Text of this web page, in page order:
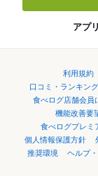
アプ
利用規約
口コミ・ランキン
食べログ店舗会員
機能改善要
食べログプレミ
個人情報保護方針
推奨環境
ヘルプ